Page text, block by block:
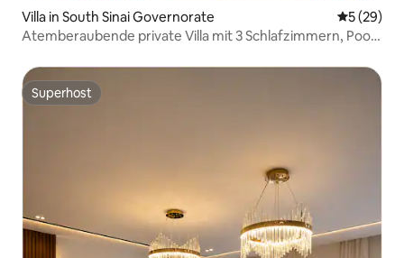
Villa in South Sinai Governorate
5 (29)
Atemberaubende private Villa mit 3 Schlafzimmern, Pool,
Superhost
Superhost